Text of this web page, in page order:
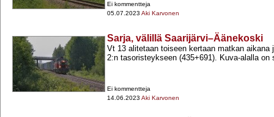
Ei kommentteja
05.07.2023 Aki Karvonen
Sarja, välillä Saarijärvi–Äänekoski
Vt 13 alitetaan toiseen kertaan matkan aikana
2:n tasoristeykseen (435+​691). Kuva-​alalla on
Ei kommentteja
14.06.2023 Aki Karvonen